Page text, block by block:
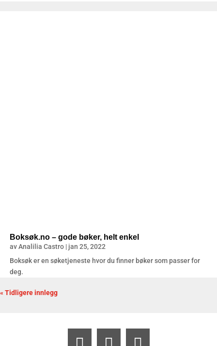
Boksøk.no – gode bøker, helt enkel
avAnalilia Castro | jan 25, 2022
Boksøk er en søketjeneste hvor du finner bøker som passer for
deg.
« Tidligere innlegg